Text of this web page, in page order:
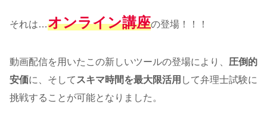
それは…オンライン講座の登場！！！
動画配信を用いたこの新しいツールの登場により、 圧倒的
安価に、そして スキマ時間を最大限活用 して弁理士試験に
挑戦することが可能となりました。